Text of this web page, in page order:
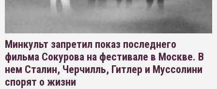
Минкульт запретил показ последнего
фильма Сокурова на фестивале в Москве. В
нем Сталин, Черчилль, Гитлер и Муссолини
спорят о жизни